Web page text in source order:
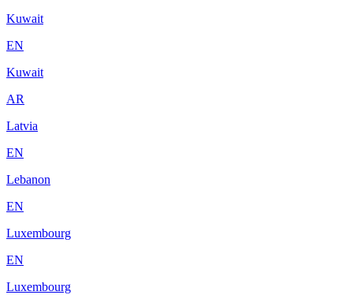
Kuwait
EN
Kuwait
AR
Latvia
EN
Lebanon
EN
Luxembourg
EN
Luxembourg